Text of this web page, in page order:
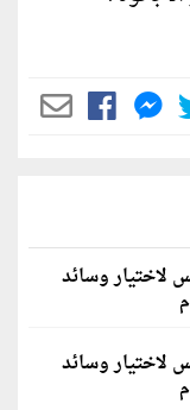
أسس لاختيار وسائد
أسس لاختيار وسائد